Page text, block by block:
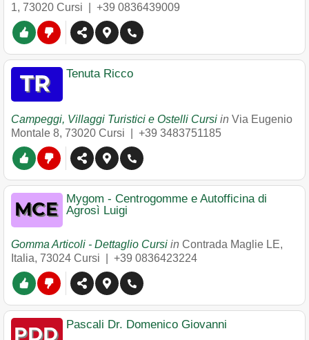
1, 73020 Cursi +39 0836439009
Tenuta Ricco
Campeggi, Villaggi Turistici e Ostelli Cursi in Via Eugenio
Montale 8, 73020 Cursi +39 3483751185
Mygom - Centrogomme e Autofficina di
Agrosì Luigi
Gomma Articoli - Dettaglio Cursi in Contrada Maglie LE,
Italia, 73024 Cursi +39 0836423224
Pascali Dr. Domenico Giovanni